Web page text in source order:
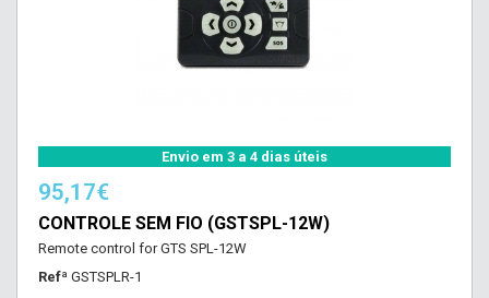
Envio em 3 a 4 dias úteis
95,17€
CONTROLE SEM FIO (GSTSPL-12W)
Remote control for GTS SPL-12W
Refª GSTSPLR-1